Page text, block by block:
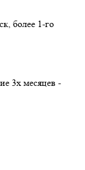
более 1-го
3х месяцев -